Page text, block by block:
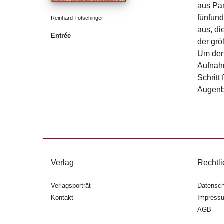
aus
aus,
der
Um
Schritt
Reinhard Tötschinger
Entrée
Verlag
Verlagsporträt
Kontakt
AGB